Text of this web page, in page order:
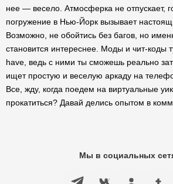
нее — весело. Атмосферка не отпускает,
погружение в Нью-Йорк вызывает
Возможно, не обойтись без багов, но
становится интереснее. Моды и чит-коды
have, ведь с ними ты сможешь реально
ищет простую и веселую аркаду на
Все, жду, когда поедем на виртуальные
прокатиться? Давай делись опытом в
Мы в социальных